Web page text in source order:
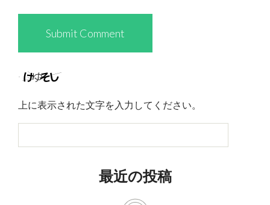
上に表示された文字を入力してください。
最近の投稿